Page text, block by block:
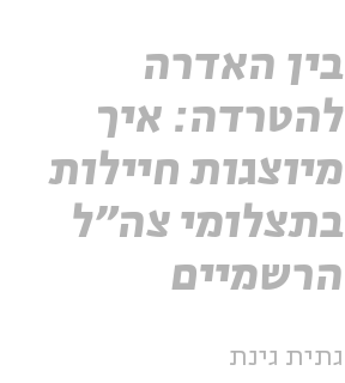
בין האדרה
להטרדה: איך
מיוצגות חיילות
בתצלומי צה"ל
הרשמיים
גתית גינת